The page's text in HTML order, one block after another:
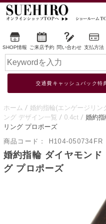
SHOP情報 ご来店予約 問い合わせ 支払方法
交通費キャッシュバック
ホーム 婚約指輪(エンゲージリン
ング デザイン一覧
0.4ct
婚約
リング プロポーズ
商品コード：
H104-050734FR
婚約指輪 ダイヤモン
グ プロポーズ